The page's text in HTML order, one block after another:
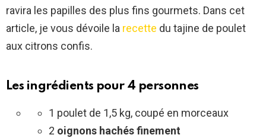
ravira les papilles des plus fins gourmets. Dans cet
article, je vous dévoile la recette du tajine de poulet
aux citrons confis.
Les ingrédients pour 4 personnes
1 poulet de 1,5 kg, coupé en morceaux
2 oignons hachés finement